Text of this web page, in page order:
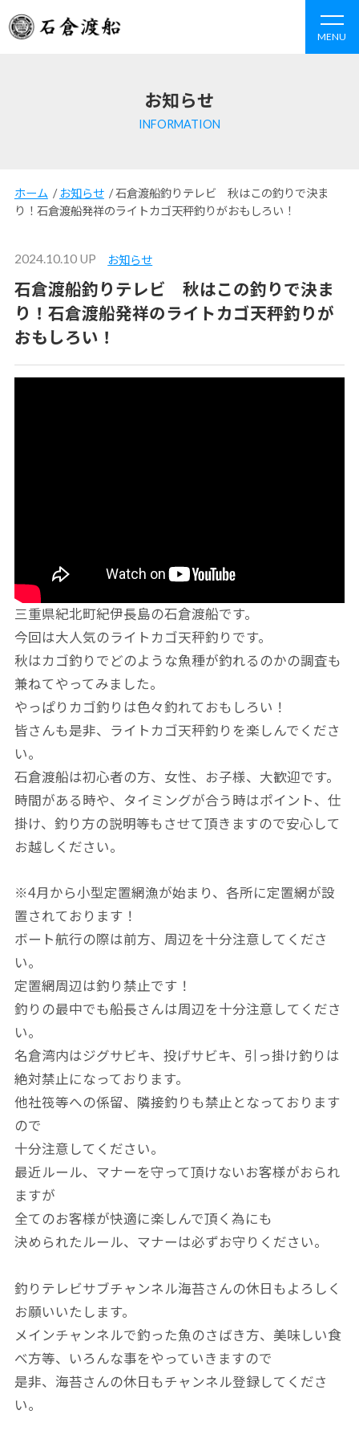
MENU
お知らせ
INFORMATION
ホーム / お知らせ/石倉渡船釣りテレビ 秋はこの釣りで決ま
り！石倉渡船発祥のライトカゴ天秤釣りがおもしろい！
2024.10.10 UP お知らせ
石倉渡船釣りテレビ 秋はこの釣りで決ま
り！石倉渡船発祥のライトカゴ天秤釣りが
おもしろい！
三重県紀北町紀伊長島の石倉渡船です。
今回は大人気のライトカゴ天秤釣りです。
秋はカゴ釣りでどのような魚種が釣れるのかの調査も
兼ねてやってみました。
やっぱりカゴ釣りは色々釣れておもしろい！
皆さんも是非、ライトカゴ天秤釣りを楽しんでくださ
い。
石倉渡船は初心者の方、女性、お子様、大歓迎です。
時間がある時や、タイミングが合う時はポイント、仕
掛け、釣り方の説明等もさせて頂きますので安心して
お越しください。
※4月から小型定置網漁が始まり、各所に定置網が設
置されております！
ボート航行の際は前方、周辺を十分注意してくださ
い。
定置網周辺は釣り禁止です！
釣りの最中でも船長さんは周辺を十分注意してくださ
い。
名倉湾内はジグサビキ、投げサビキ、引っ掛け釣りは
絶対禁止になっております。
他社筏等への係留、隣接釣りも禁止となっております
ので
十分注意してください。
最近ルール、マナーを守って頂けないお客様がおられ
ますが
全てのお客様が快適に楽しんで頂く為にも
決められたルール、マナーは必ずお守りください。
釣りテレビサブチャンネル海苔さんの休日もよろしく
お願いいたします。
メインチャンネルで釣った魚のさばき方、美味しい食
べ方等、いろんな事をやっていきますので
是非、海苔さんの休日もチャンネル登録してくださ
い。